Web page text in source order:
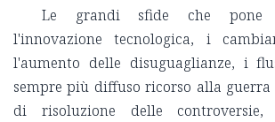
Le grandi sfide che pone
l'innovazione tecnologica, i
l'aumento delle disuguaglianze, i
sempre più diffuso ricorso alla
di risoluzione delle controversie,